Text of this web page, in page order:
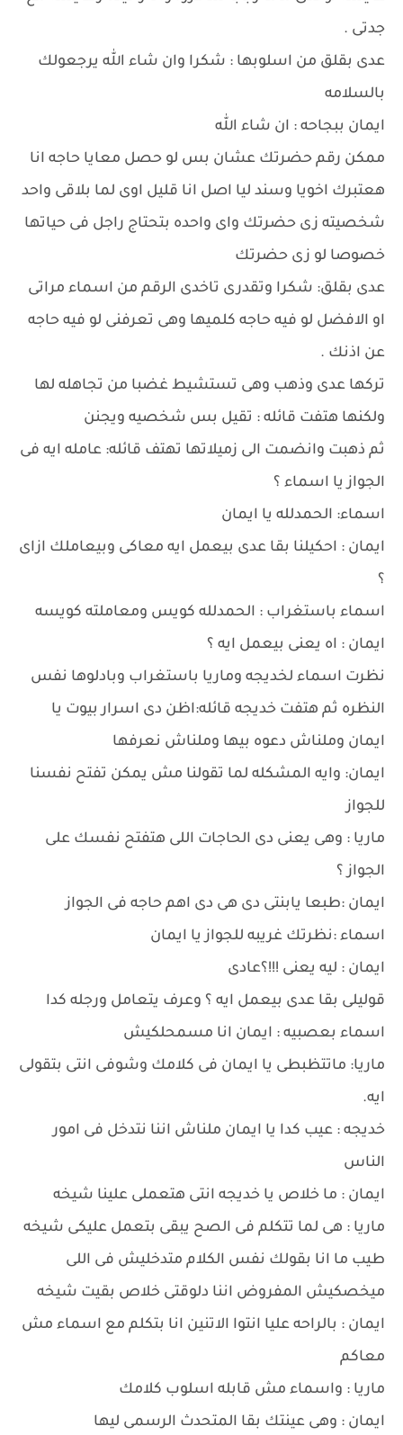
جدتى .
عدى بقلق من اسلوبها : شكرا وان شاء الله يرجعولك
بالسلامه
ايمان ببجاحه : ان شاء الله
ممكن رقم حضرتك عشان بس لو حصل معايا حاجه انا
هعتبرك اخويا وسند ليا اصل انا قليل اوى لما بلاقى واحد
شخصيته زى حضرتك واى واحده بتحتاج راجل فى حياتها
خصوصا لو زى حضرتك
عدى بقلق: شكرا وتقدرى تاخدى الرقم من اسماء مراتى
او الافضل لو فيه حاجه كلميها وهى تعرفنى لو فيه حاجه
عن اذنك .
تركها عدى وذهب وهى تستشيط غضبا من تجاهله لها
ولكنها هتفت قائله : تقيل بس شخصيه ويجنن
ثم ذهبت وانضمت الى زميلاتها تهتف قائله: عامله ايه فى
الجواز يا اسماء ؟
اسماء: الحمدلله يا ايمان
ايمان : احكيلنا بقا عدى بيعمل ايه معاكى وبيعاملك ازاى
؟
اسماء باستغراب : الحمدلله كويس ومعاملته كويسه
ايمان : اه يعنى بيعمل ايه ؟
نظرت اسماء لخديجه وماريا باستغراب وبادلوها نفس
النظره ثم هتفت خديجه قائله:اظن دى اسرار بيوت يا
ايمان وملناش دعوه بيها وملناش نعرفها
ايمان: وايه المشكله لما تقولنا مش يمكن تفتح نفسنا
للجواز
ماريا : وهى يعنى دى الحاجات اللى هتفتح نفسك على
الجواز ؟
ايمان :طبعا يابنتى دى هى دى اهم حاجه فى الجواز
اسماء :نظرتك غريبه للجواز يا ايمان
ايمان : ليه يعنى !!!؟عادى
قوليلى بقا عدى بيعمل ايه ؟ وعرف يتعامل ورجله كدا
اسماء بعصبيه : ايمان انا مسمحلكيش
ماريا: ماتتظبطى يا ايمان فى كلامك وشوفى انتى بتقولى
ايه.
خديجه : عيب كدا يا ايمان ملناش اننا نتدخل فى امور
الناس
ايمان : ما خلاص يا خديجه انتى هتعملى علينا شيخه
ماريا : هى لما تتكلم فى الصح يبقى بتعمل عليكى شيخه
طيب ما انا بقولك نفس الكلام متدخليش فى اللى
ميخصكيش المفروض اننا دلوقتى خلاص بقيت شيخه
ايمان : بالراحه عليا انتوا الاتنين انا بتكلم مع اسماء مش
معاكم
ماريا : واسماء مش قابله اسلوب كلامك
ايمان : وهى عينتك بقا المتحدث الرسمى ليها